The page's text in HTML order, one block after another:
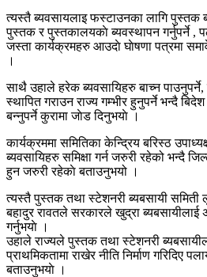
त्यस्तै ब्यवसायलाइ फस्टाउनका लागि पुस्तक
पुस्तक र पुस्तकालयकाे ब्यवस्थापन गर्नुपर्ने ,
जस्ता कार्यक्रमहरु आउदाे घाेषणा पत्रमा
।
साथै उहाले हरेक ब्यवसायिहरु बाच्न
स्थापित गराउन राज्य गम्भीर हुनुपर्ने भन्दै
बन्नुपर्ने कुरामा जाेड दिनुभयाे ।
कार्यक्रममा समितिका केन्द्रिय बरिस्ठ
ब्यवसायिहरु समिक्षा गर्न जरुरी रहेको भन्दै
हुन जरुरी रहेकाे बताउनुभयो ।
त्यस्तै पुस्तक तथा स्टेशनरी ब्यबसायी समिती
बहादुर रावतले सरकारले खुद्रा ब्यबसायीलाई
गर्नुभयाे ।
उहाले राज्यले पुस्तक तथा स्टेशनरी
प्राथमिकतामा राखेर नीति निर्माण गरिदिए
बताउनुभयाे ।